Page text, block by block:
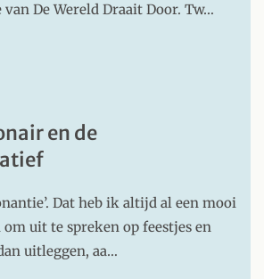
De Wereld Draait Door. Tw…
en de
Dat heb ik altijd al een mooi
uit te spreken op feestjes en
uitleggen, aa…